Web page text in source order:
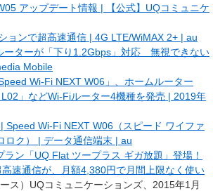
アップデート情報 | 【公式】UQコミュニケ
ョンで超高速通信 | 4G LTE/WiMAX 2+ | au
ーターが「下り1.2Gbps」対応 無視できない
Mobile
Wi-Fi NEXT W06」、ホームルーター
L02」などWi-Fiルーター4機種を発売 | 2019年
Speed Wi-Fi NEXT W06（スピード ワイファ
ロク） | データ通信端末 | au
ラン「UQ Flat ツープラス ギガ放題」登場！
速通信が、月額4,380円で月間上限なく使い
ス）UQコミュニケーションズ、2015年1月